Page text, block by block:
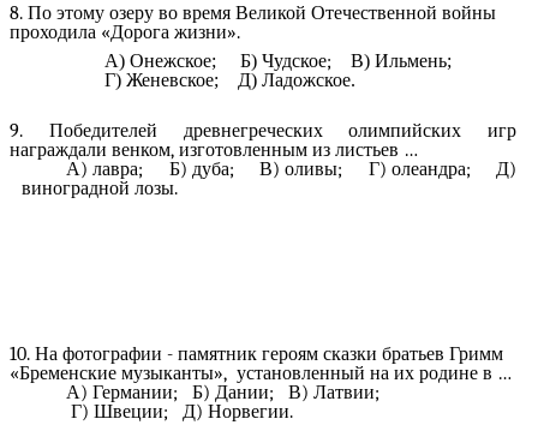
8. По этому озеру во время Великой Отечественной войны
проходила «Дорога жизни».
А) Онежское; Б) Чудское;
В) Ильмень;
Г) Женевское; Д) Ладожское.
9. Победителей древнегреческих олимпийских игр
награждали венком, изготовленным из листьев …
А) лавра; Б) дуба; В) оливы; Г) олеандра; Д)
виноградной лозы.
10. На фотографии - памятник героям сказки братьев Гримм
«Бременские музыканты», установленный на их родине в …
А) Германии; Б) Дании; В) Латвии;
Г) Швеции; Д) Норвегии.